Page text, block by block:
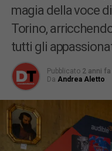
magia della voce
Torino,
tutti gli
Pubblicato 2 anni fa
Da Andrea Aletto